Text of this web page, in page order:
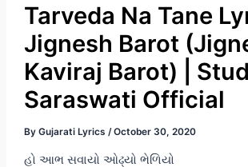
Tarveda Na Tane
Jignesh Barot
Kaviraj Barot) |
Saraswati Official
By Gujarati Lyrics /October 30, 2020
હો આભ સવાયો ઓઢ્યો ભેળિયો